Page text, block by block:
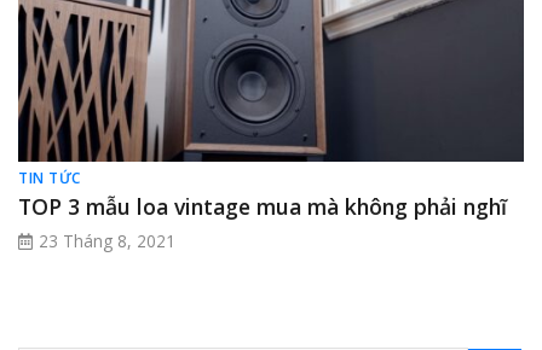
TIN TỨC
TOP 3 mẫu loa vintage mua mà không phải nghĩ
23 Tháng 8, 2021